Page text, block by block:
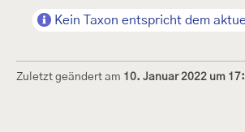
Kein Taxon entspricht dem
Zuletzt geändert am 10. Januar 2022 um